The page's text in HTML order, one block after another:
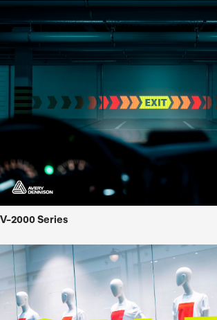
V-2000 Series